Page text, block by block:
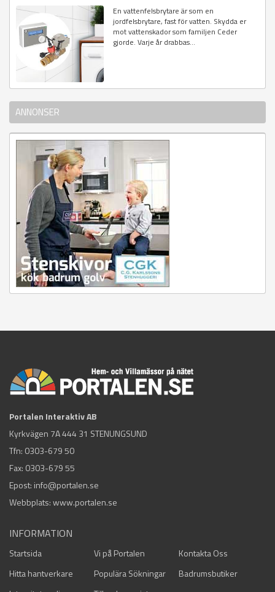
En vattenfelsbrytare är som en
jordfelsbrytare, fast för vatten. Skydda er
mot vattenskador som familjen Ceder
gjorde. Varje år drabbas...
ANNONSER
Portalen Interaktiv AB
Kyrkvägen 7A 444 31 STENUNGSUND
Tfn: 0303-679 50
Fax: 0303-679 55
Epost: info@portalen.se
Webbplats: www.portalen.se
INFORMATION
Startsida Vi på Portalen
Kontakta Oss
Hitta hantverkare
Populära Sökningar
Badrumsbutiker